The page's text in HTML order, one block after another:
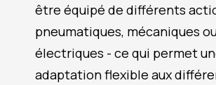
être équipé de différents
pneumatiques, mécaniques
électriques - ce qui permet
adaptation flexible aux